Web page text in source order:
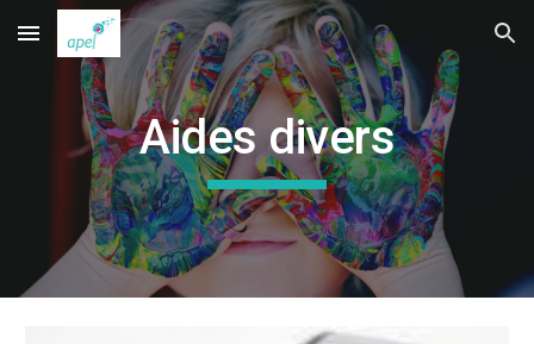
Skip to main content Skip to navigation
Aides divers